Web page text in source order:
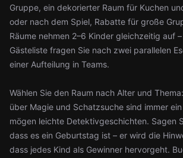
Gruppe, ein dekorierter Raum für Kuchen
oder nach dem Spiel, Rabatte für große
Räume nehmen 2–6 Kinder gleichzeitig auf
Gästeliste fragen Sie nach zwei parallelen
einer Aufteilung in Teams.
Wählen Sie den Raum nach Alter und
über Magie und Schatzsuche sind immer
mögen leichte Detektivgeschichten. Sagen
dass es ein Geburtstag ist – er wird die
dass jedes Kind als Gewinner hervorgeht.